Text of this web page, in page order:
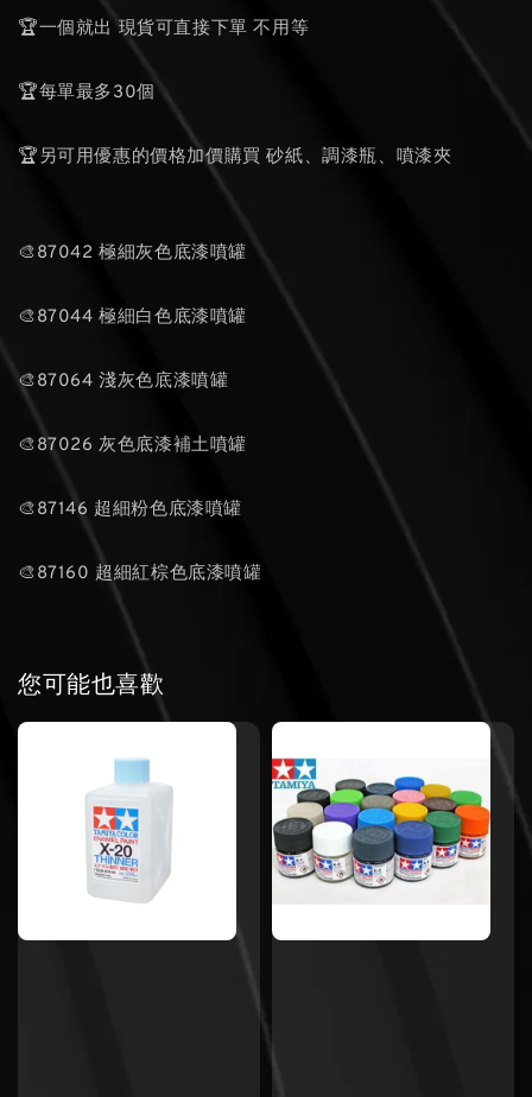
🏆一個就出 現貨可直接下單 不用等
🏆每單最多30個
🏆另可用優惠的價格加價購買 砂紙、調漆瓶、噴漆夾
🎨87042 極細灰色底漆噴罐
🎨87044 極細白色底漆噴罐
🎨87064 淺灰色底漆噴罐
🎨87026 灰色底漆補土噴罐
🎨87146 超細粉色底漆噴罐
🎨87160 超細紅棕色底漆噴罐
您可能也喜歡